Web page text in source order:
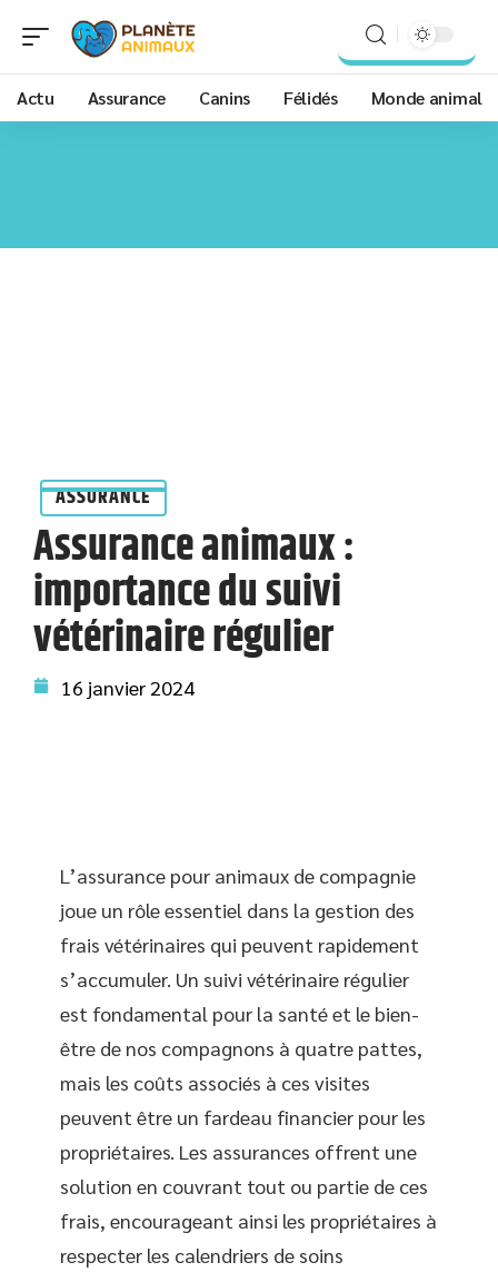
Actu Assurance Canins Félidés Monde animal
ASSURANCE
Assurance animaux :
importance du suivi
vétérinaire régulier
16 janvier 2024
L’assurance pour animaux de compagnie
joue un rôle essentiel dans la gestion des
frais vétérinaires qui peuvent rapidement
s’accumuler. Un suivi vétérinaire régulier
est fondamental pour la santé et le bien-
être de nos compagnons à quatre pattes,
mais les coûts associés à ces visites
peuvent être un fardeau financier pour les
propriétaires. Les assurances offrent une
solution en couvrant tout ou partie de ces
frais, encourageant ainsi les propriétaires à
respecter les calendriers de soins